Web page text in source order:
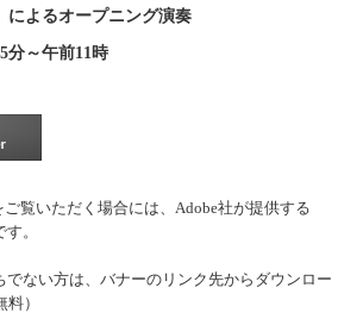
によるオープニング演奏
分～午前11時
覧いただく場合には、Adobe社が提供する
。
でない方は、バナーのリンク先からダウンロー
）